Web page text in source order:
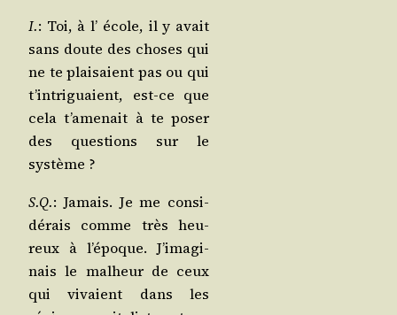
I.: Toi, à l’ école, il y avait
sans doute des choses qui
ne te plai­saient pas ou qui
t’in­tri­guaient, est-ce que
cela t’a­me­nait à te poser
des ques­tions sur le
système ?
S.Q.: Jamais. Je me consi­
dé­rais comme très heu­
reux à l’é­poque. J’i­ma­gi­
nais le mal­heur de ceux
qui vivaient dans les